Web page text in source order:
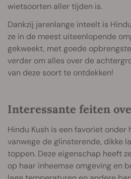
wietsoorten aller tijden is.
Dankzij jarenlange inteelt is
ze in de meest uiteenlopende
gekweekt, met goede
verder om alles over de
van deze soort te ontdekken!
Interessante feiten
Hindu Kush is een favoriet
vanwege de glinsterende, dikke
toppen. Deze eigenschap heeft
op haar inheemse omgeving en